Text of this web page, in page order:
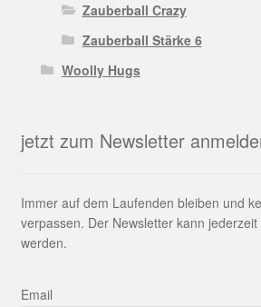
Zauberball Crazy
Zauberball Stärke 6
Woolly Hugs
jetzt zum Newsletter
Immer auf dem Laufenden bleiben und
verpassen. Der Newsletter kann
werden.
Email